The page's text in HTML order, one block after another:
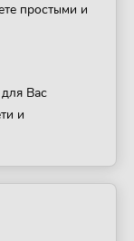
простыми и
Вас
и